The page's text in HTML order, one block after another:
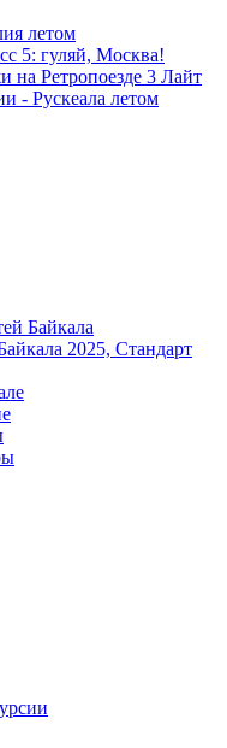
летом
5: гуляй, Москва!
на Ретропоезде 3 Лайт
- Рускеала летом
Байкала
2025, Стандарт